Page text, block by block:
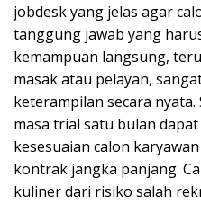
jobdesk yang jelas agar
tanggung jawab yang
kemampuan langsung,
masak atau pelayan,
keterampilan secara
masa trial satu bulan
kesesuaian calon
kontrak jangka panjang.
kuliner dari risiko salah